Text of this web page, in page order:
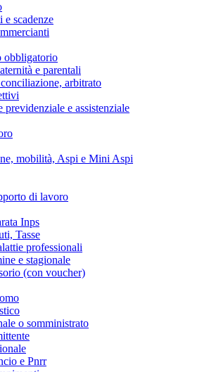
e scadenze
obbligatorio
e parentali
arbitrato
previdenziale e assistenziale
mobilità, Aspi e Mini Aspi
di lavoro
Inps
Tasse
professionali
e stagionale
(con voucher)
o somministrato
e Pnrr